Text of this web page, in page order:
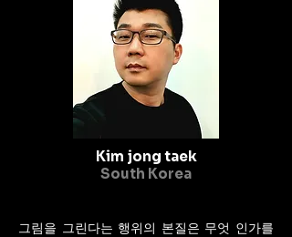
Kim jong taek
South Korea
그림을 그린다는 행위의 본질은 무엇 인가를